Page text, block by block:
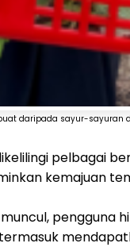
daripada sayur-sayuran
pelbagai
kemajuan
pengguna